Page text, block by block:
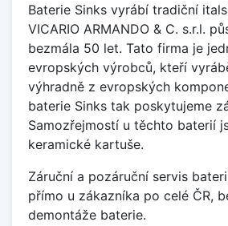
Baterie Sinks vyrábí tradiční
VICARIO ARMANDO & C. s.r.l.
bezmála 50 let. Tato firma je
evropských výrobců, kteří
výhradně z evropských
baterie Sinks tak poskytujeme
Samozřejmostí u těchto baterií
keramické kartuše.
Záruční a pozáruční servis
přímo u zákazníka po celé ČR,
demontáže baterie.